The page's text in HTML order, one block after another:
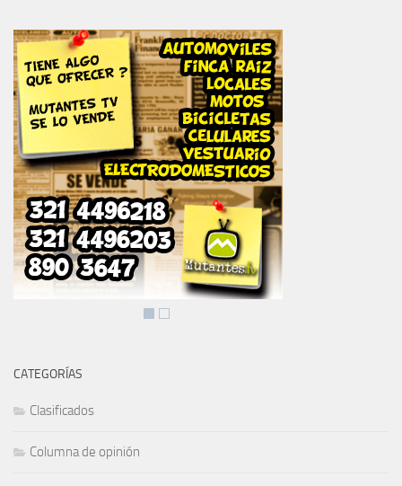
CATEGORÍAS
Clasificados
Columna de opinión